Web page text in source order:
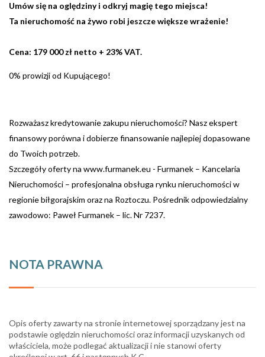
Umów się na oględziny i odkryj magię tego miejsca!
Ta nieruchomość na żywo robi jeszcze większe wrażenie!
Cena: 179 000 zł netto + 23% VAT.
0% prowizji od Kupującego!
Rozważasz kredytowanie zakupu nieruchomości? Nasz ekspert
finansowy porówna i dobierze finansowanie najlepiej dopasowane
do Twoich potrzeb.
Szczegóły oferty na www.furmanek.eu - Furmanek – Kancelaria
Nieruchomości – profesjonalna obsługa rynku nieruchomości w
regionie biłgorajskim oraz na Roztoczu. Pośrednik odpowiedzialny
zawodowo: Paweł Furmanek – lic. Nr 7237.
NOTA PRAWNA
Opis oferty zawarty na stronie internetowej sporządzany jest na
podstawie oględzin nieruchomości oraz informacji uzyskanych od
właściciela, może podlegać aktualizacji i nie stanowi oferty